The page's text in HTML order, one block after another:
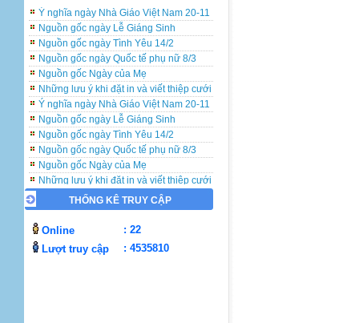
Ý nghĩa ngày Nhà Giáo Việt Nam 20-11
Nguồn gốc ngày Lễ Giáng Sinh
Nguồn gốc ngày Tình Yêu 14/2
Nguồn gốc ngày Quốc tế phụ nữ 8/3
Nguồn gốc Ngày của Mẹ
Những lưu ý khi đặt in và viết thiệp cưới
Ý nghĩa ngày Nhà Giáo Việt Nam 20-11
Nguồn gốc ngày Lễ Giáng Sinh
Nguồn gốc ngày Tình Yêu 14/2
Nguồn gốc ngày Quốc tế phụ nữ 8/3
Nguồn gốc Ngày của Mẹ
Những lưu ý khi đặt in và viết thiệp cưới
Ý nghĩa ngày Nhà Giáo Việt Nam 20-11
Nguồn gốc ngày Lễ Giáng Sinh
Nguồn gốc ngày Quốc tế phụ nữ 8/3
Nguồn gốc Ngày của Mẹ
THỐNG KÊ TRUY CẬP
Online
: 22
Lượt truy cập
: 4535810